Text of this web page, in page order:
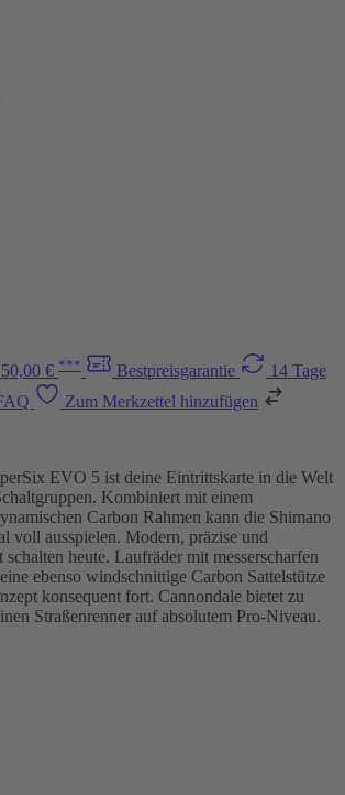
€ *** Bestpreisgarantie
14 Tage
Zum Merkzettel hinzufügen
EVO 5 ist deine Eintrittskarte in die Welt
Kombiniert mit einem
Carbon Rahmen kann die Shimano
voll ausspielen. Modern, präzise und
heute. Laufräder mit messerscharfen
ebenso windschnittige Carbon Sattelstütze
konsequent fort. Cannondale bietet zu
Straßenrenner auf absolutem Pro-Niveau.